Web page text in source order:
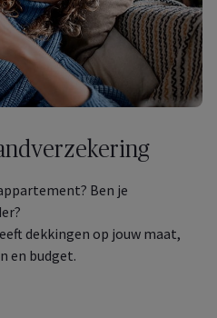
Ben je
dekkingen op jouw maat,
en budget.